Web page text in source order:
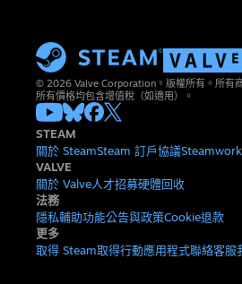
© 2026 Valve Corporation。版權所有。所有
所有價格均包含增值稅（如適用）。
STEAM
關於 SteamSteam 訂戶協議
VALVE
關於 Valve人才招募硬體回收
法務
隱私輔助功能公告與政策Cookie退款
更多
取得 Steam取得行動應用程式聯絡客服